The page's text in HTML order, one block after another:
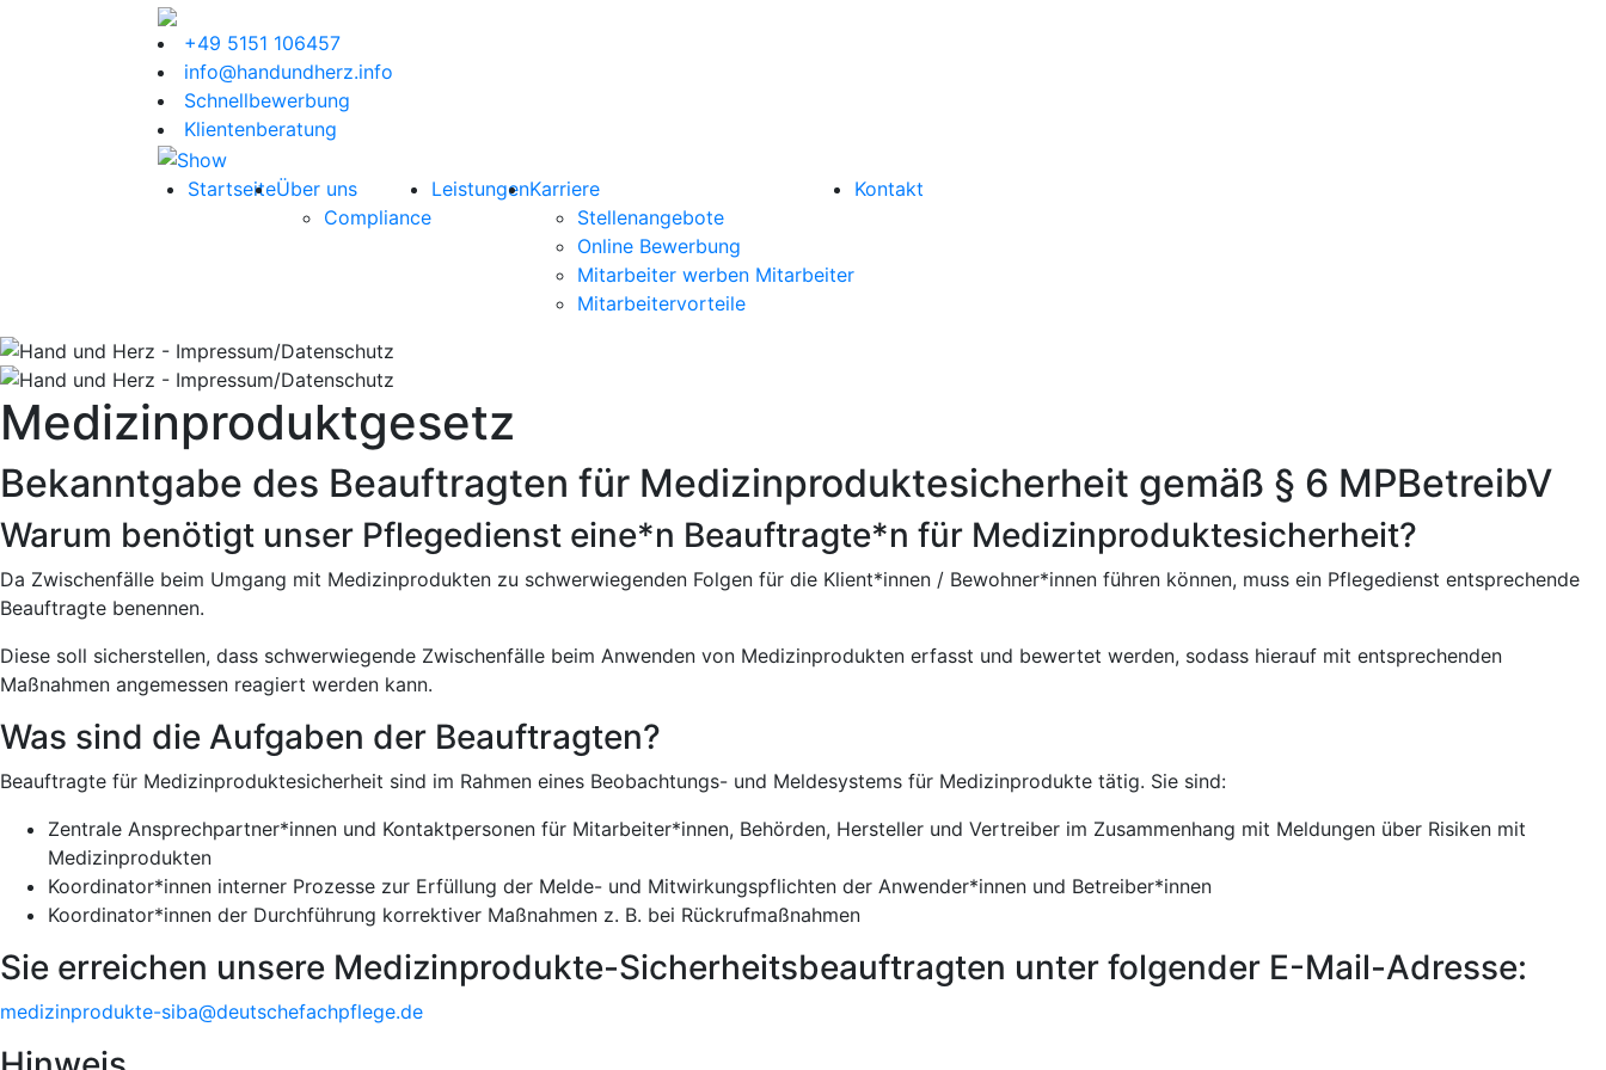
+49 5151 106457
info@handundherz.info
Schnellbewerbung
Klientenberatung
StartseiteÜber uns
Compliance
LeistungenKarriere
Stellenangebote
Online Bewerbung
Mitarbeiter werben Mitarbeiter
Mitarbeitervorteile
Kontakt
Medizinproduktgesetz
Bekanntgabe des Beauftragten für Medizinproduktesicherheit gemäß § 6 MPBetreibV
Warum benötigt unser Pflegedienst eine*n Beauftragte*n für Medizinproduktesicherheit?
Da Zwischenfälle beim Umgang mit Medizinprodukten zu schwerwiegenden Folgen für die Klient*innen / Bewohner*innen führen können, muss ein Pflegedienst entsprechende
Beauftragte benennen.
Diese soll sicherstellen, dass schwerwiegende Zwischenfälle beim Anwenden von Medizinprodukten erfasst und bewertet werden, sodass hierauf mit entsprechenden
Maßnahmen angemessen reagiert werden kann.
Was sind die Aufgaben der Beauftragten?
Beauftragte für Medizinproduktesicherheit sind im Rahmen eines Beobachtungs- und Meldesystems für Medizinprodukte tätig. Sie sind:
Zentrale Ansprechpartner*innen und Kontaktpersonen für Mitarbeiter*innen, Behörden, Hersteller und Vertreiber im Zusammenhang mit Meldungen über Risiken mit
Medizinprodukten
Koordinator*innen interner Prozesse zur Erfüllung der Melde- und Mitwirkungspflichten der Anwender*innen und Betreiber*innen
Koordinator*innen der Durchführung korrektiver Maßnahmen z. B. bei Rückrufmaßnahmen
Sie erreichen unsere Medizinprodukte-Sicherheitsbeauftragten unter folgender E-Mail-Adresse:
medizinprodukte-siba@deutschefachpflege.de